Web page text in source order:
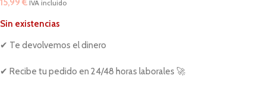
15,99 € IVA incluido
Sin existencias
✔ Te devolvemos el dinero
✔ Recibe tu pedido en 24/48 horas laborales 🚀